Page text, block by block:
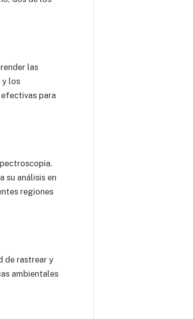
las
y los
para
su análisis en
regiones
de rastrear y
ambientales